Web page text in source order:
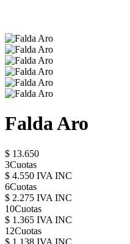
Falda Aro
$ 13.650
3Cuotas
$ 4.550 IVA INC
6Cuotas
$ 2.275 IVA INC
10Cuotas
$ 1.365 IVA INC
12Cuotas
$ 1.138 IVA INC